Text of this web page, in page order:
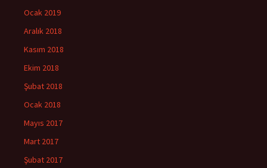
Ocak 2019
Aralık 2018
Kasım 2018
Ekim 2018
Şubat 2018
Ocak 2018
Mayıs 2017
Mart 2017
Şubat 2017